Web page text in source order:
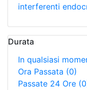
interferenti
Durata
In qualsiasi
Ora Passata (0)
Passate 24 Ore